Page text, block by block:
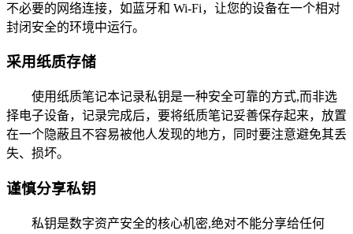
不必要的网络连接，如蓝牙和 Wi-Fi，让您的设备在一个相对
封闭安全的环境中运行。
采用纸质存储
使用纸质笔记本记录私钥是一种安全可靠的方式,而非选
择电子设备，记录完成后，要将纸质笔记妥善保存起来，放置
在一个隐蔽且不容易被他人发现的地方，同时要注意避免其丢
失、损坏。
谨慎分享私钥
私钥是数字资产安全的核心机密,绝对不能分享给任何